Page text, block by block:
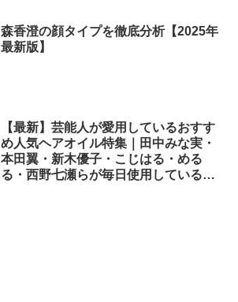
森香澄の顔タイプを徹底分析【2025年
最新版】
【最新】芸能人が愛用しているおすす
め人気ヘアオイル特集｜田中みな実・
本田翼・新木優子・こじはる・める
る・西野七瀬らが毎日使用しているヘ